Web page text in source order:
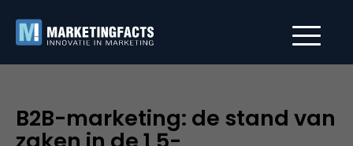
B2B-marketing: de stand van